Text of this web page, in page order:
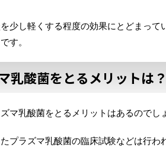
少し軽くする程度の効果にとどまって
す。
乳酸菌をとるメリットは？
マ乳酸菌をとるメリットはあるのでし
プラズマ乳酸菌の臨床試験などは行わ